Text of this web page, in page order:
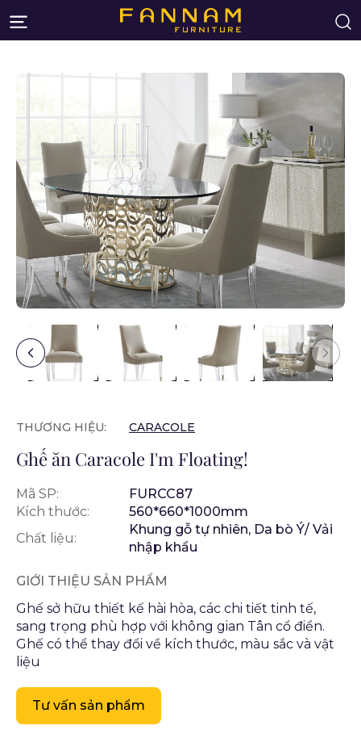
THƯƠNG HIỆU: CARACOLE
Ghế ăn Caracole I'm Floating!
Mã SP:
FURCC87
Kích thước:
560*660*1000mm
Chất liệu:
Khung gỗ tự nhiên, Da bò Ý/ Vải
nhập khẩu
GIỚI THIỆU SẢN PHẨM
Ghế sở hữu thiết kế hài hòa, các chi tiết tinh tế,
sang trọng phù hợp với không gian Tân cổ điển.
Ghế có thể thay đổi về kích thước, màu sắc và vật
liệu
Tư vấn sản phẩm